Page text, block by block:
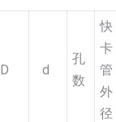
D d
孔
数
快
卡
管
外
径